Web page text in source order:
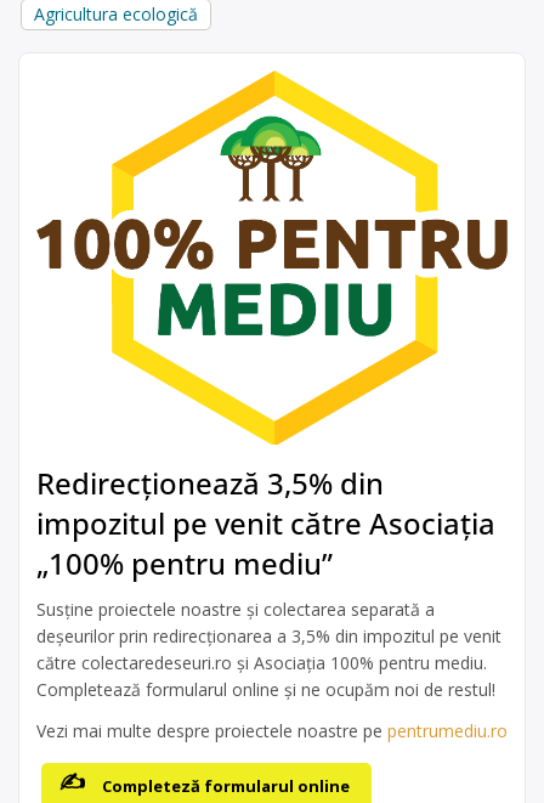
Agricultura ecologică
Redirecționează 3,5% din
impozitul pe venit către Asociația
„100% pentru mediu”
Susține proiectele noastre și colectarea separată a
deșeurilor prin redirecționarea a 3,5% din impozitul pe venit
către colectaredeseuri.ro și Asociația 100% pentru mediu.
Completează formularul online și ne ocupăm noi de restul!
Vezi mai multe despre proiectele noastre pe pentrumediu.ro
Completeză formularul online